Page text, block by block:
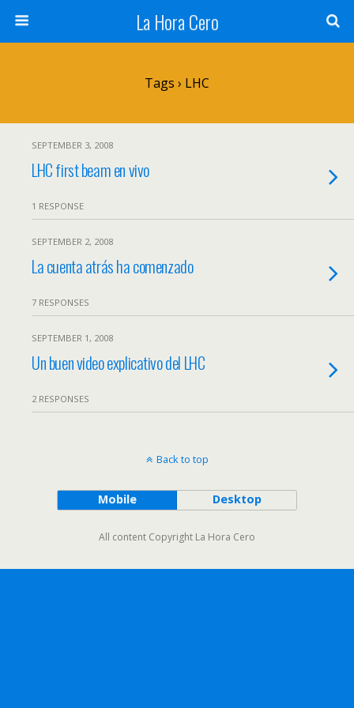
La Hora Cero
Tags › LHC
SEPTEMBER 3, 2008
LHC first beam en vivo
1 RESPONSE
SEPTEMBER 2, 2008
La cuenta atrás ha comenzado
7 RESPONSES
SEPTEMBER 1, 2008
Un buen video explicativo del LHC
2 RESPONSES
Back to top
Mobile Desktop
All content Copyright La Hora Cero